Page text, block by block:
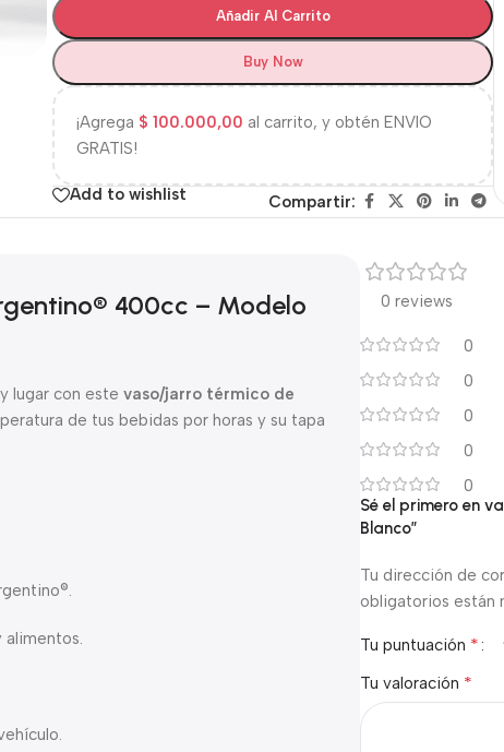
Añadir Al Carrito
Buy Now
¡Agrega $ 100.000,00 al carrito, y obtén ENVIO
GRATIS!
Add to wishlist Compartir:
400cc – Modelo
lugar con este vaso/jarro térmico de
de tus bebidas por horas y su tapa
0 reviews
0
0
0
0
0
Sé el primero en
Blanco”
Tu dirección de
obligatorios están
Tu puntuación *
Tu valoración *